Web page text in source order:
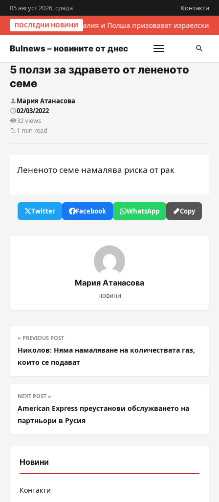
05 август 2026, сряда Контакти
ПОСЛЕДНИ НОВИНИИталия и Полша призовават
Bulnews – новините от днес
5 ползи за здравето от лененото
семе
Мария Атанасова
02/03/2022
32 views
1 min read
Лененото семе намалява риска от рак
Twitter Facebook WhatsApp Copy
Мария Атанасова
новини
« PREVIOUS POST
Николов: Няма намаляване на количествата газ,
които се подават
NEXT POST »
American Express преустанови обслужването на
партньори в Русия
Новини
Контакти